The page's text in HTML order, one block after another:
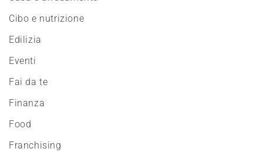
Cibo e nutrizione
Edilizia
Eventi
Fai da te
Finanza
Food
Franchising